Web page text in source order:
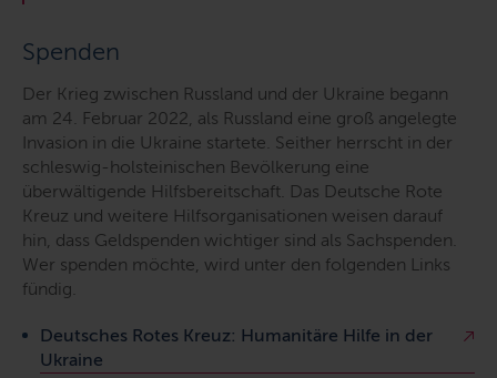
Spenden
Der Krieg zwischen Russland und der Ukraine begann
am 24. Februar 2022, als Russland eine groß angelegte
Invasion in die Ukraine startete. Seither herrscht in der
schleswig-holsteinischen Bevölkerung eine
überwältigende Hilfsbereitschaft. Das Deutsche Rote
Kreuz und weitere Hilfsorganisationen weisen darauf
hin, dass Geldspenden wichtiger sind als Sachspenden.
Wer spenden möchte, wird unter den folgenden Links
fündig.
Deutsches Rotes Kreuz: Humanitäre Hilfe in der
Ukraine